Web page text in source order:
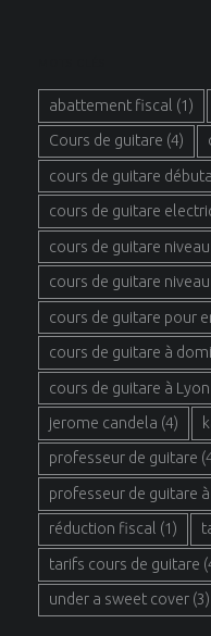
abattement fiscal (1)
Cours de guitare (4)
cours de guitare
cours de guitare
cours de guitare
cours de guitare
cours de guitare pour
cours de guitare à
cours de guitare à Lyon
jerome candela (4)
professeur de guitare
professeur de guitare
réduction fiscal (1)
tarifs cours de guitare
under a sweet cover(3)